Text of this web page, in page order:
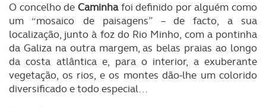
O concelho de Caminhafoi definido por alguém como
um “mosaico de paisagens” – de facto, a sua
localização, junto à foz do Rio Minho, com a pontinha
da Galiza na outra margem, as belas praias ao longo
da costa atlântica e, para o interior, a exuberante
vegetação, os rios, e os montes dão-lhe um colorido
diversificado e todo especial…